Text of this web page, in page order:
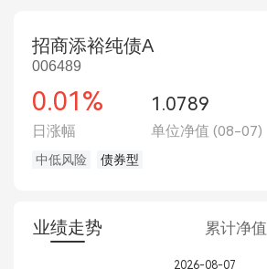
招商添裕纯债A
006489
0.01% 1.0789
日涨幅 单位净值 (08-07)
中低风险 债券型
业绩走势 累计净值
2026-08-07